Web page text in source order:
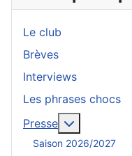
Le club
Brèves
Interviews
Les phrases chocs
Presse
Saison 2026/2027